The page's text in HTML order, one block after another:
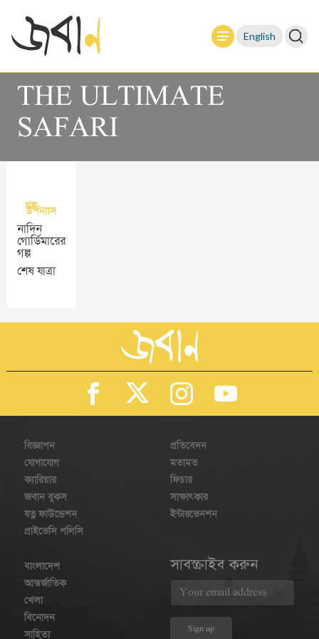
English
THE ULTIMATE
SAFARI
গল্প-
উপন্যাস
নাদিন
গোর্ডিমারের
গল্প
শেষ যাত্রা
বিজ্ঞাপন
যোগাযোগ
ক্যারিয়ার
জবান বুকস
যত্ন ফাউন্ডেশন
প্রাইভেসি পলিসি
প্রতিবেদন
মতামত
ফিচার
সাক্ষাৎকার
ইন্টারভেনশন
বাংলাদেশ
আন্তর্জাতিক
খেলা
বিনোদন
সাহিত্য
সাবস্ক্রাইব করুন